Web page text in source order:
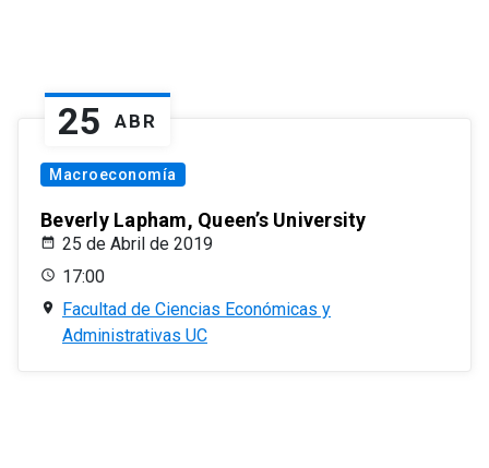
25 ABR
Macroeconomía
Beverly Lapham, Queen’s University
25 de Abril de 2019
17:00
Facultad de Ciencias Económicas y
Administrativas UC